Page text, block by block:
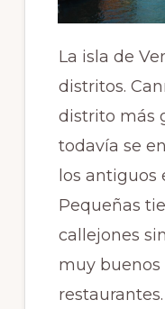
La isla de
distritos.
distrito más
todavía se
los antiguos
Pequeñas
callejones
muy buenos